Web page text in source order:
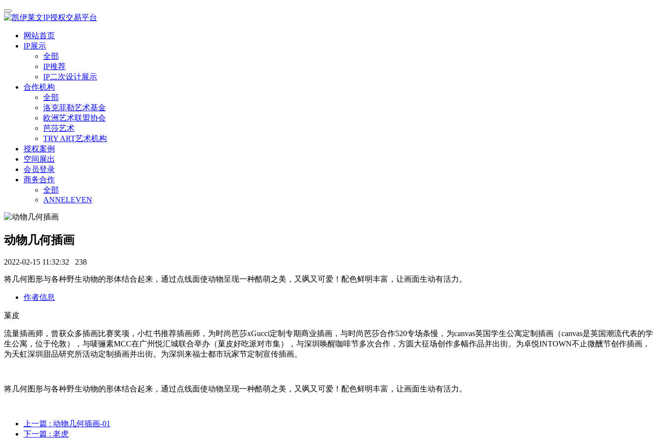
网站首页
IP展示
全部
IP推荐
IP二次设计展示
合作机构
全部
洛克菲勒艺术基金
欧洲艺术联盟协会
芭莎艺术
TRY ART艺术机构
授权案例
空间展出
会员登录
商务合作
全部
ANNELEVEN
动物几何插画
2022-02-15 11:32:32 238
将几何图形与各种野生动物的形体结合起来，通过点线面使动物呈现一种酷萌之美，又飒又可爱！配色鲜明丰富，让画面生动有活力。
作者信息
菓皮
流量插画师，曾获众多插画比赛奖项，小红书推荐插画师，为时尚芭莎xGucci定制专期商业插画，与时尚芭莎合作520专场条慢，为canvas英国学生公寓定制插画（canvas是英国潮流代表的学
生公寓，位于伦敦），与唛骊素MCC在广州悦汇城联合举办（菓皮好吃派对市集），与深圳唤醒咖啡节多次合作，方圆大征场创作多幅作品并出街。为卓悦INTOWN不止微醺节创作插画，
为天虹深圳甜品研究所活动定制插画并出街。为深圳来福士都市玩家节定制宣传插画。
将几何图形与各种野生动物的形体结合起来，通过点线面使动物呈现一种酷萌之美，又飒又可爱！配色鲜明丰富，让画面生动有活力。
上一篇 : 动物几何插画-01
下一篇 : 老虎